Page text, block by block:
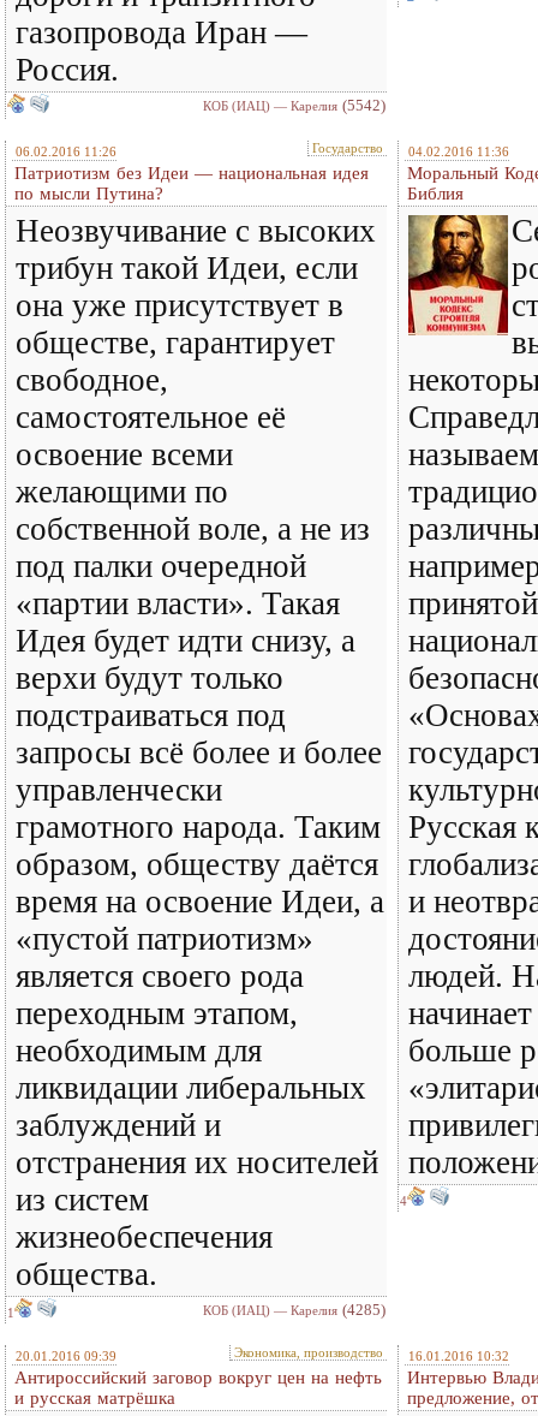
газопровода Иран —
Россия.
КОБ (ИАЦ) — Карелия (5542)
06.02.2016 11:26 Государство
Патриотизм без Идеи — национальная идея
по мысли Путина?
Неозвучивание с высоких
трибун такой Идеи, если
она уже присутствует в
обществе, гарантирует
свободное,
самостоятельное её
освоение всеми
желающими по
собственной воле, а не из
под палки очередной
«партии власти». Такая
Идея будет идти снизу, а
верхи будут только
подстраиваться под
запросы всё более и более
управленчески
грамотного народа. Таким
образом, обществу даётся
время на освоение Идеи, а
«пустой патриотизм»
является своего рода
переходным этапом,
необходимым для
ликвидации либеральных
заблуждений и
отстранения их носителей
из систем
жизнеобеспечения
общества.
1 КОБ (ИАЦ) — Карелия (4285)
04.02.2016 11:36
Моральный
Библия
Русская
и
людей.
больше
4
20.01.2016 09:39 Экономика, производство
Антироссийский заговор вокруг цен на нефть
и русская матрёшка
16.01.2016 10:32
Интервью
предложение,